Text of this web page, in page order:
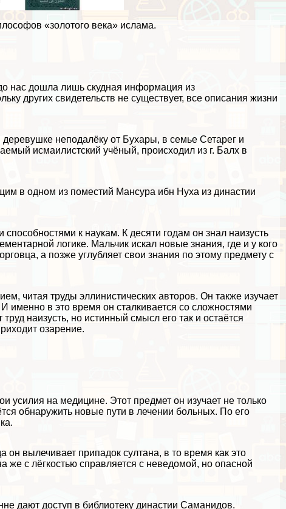
«золотого века» ислама.
нас дошла лишь скудная информация из
других свидетельств не существует, все описания жизни
неподалёку от Бухары, в семье Сетарег и
исмаилистский учёный, происходил из г. Балх в
в одном из поместий Мансура ибн Нуха из династии
к наукам. К десяти годам он знал наизусть
логике. Мальчик искал новые знания, где и у кого
а позже углубляет свои знания по этому предмету с
читая труды эллинистических авторов. Он также изучает
в это время он сталкивается со сложностями
наизусть, но истинный смысл его так и остаётся
озарение.
усилия на медицине. Этот предмет он изучает не только
обнаружить новые пути в лечении больных. По его
вылечивает припадок султана, в то время как это
с лёгкостью справляется с неведомой, но опасной
дают доступ в библиотеку династии Саманидов.